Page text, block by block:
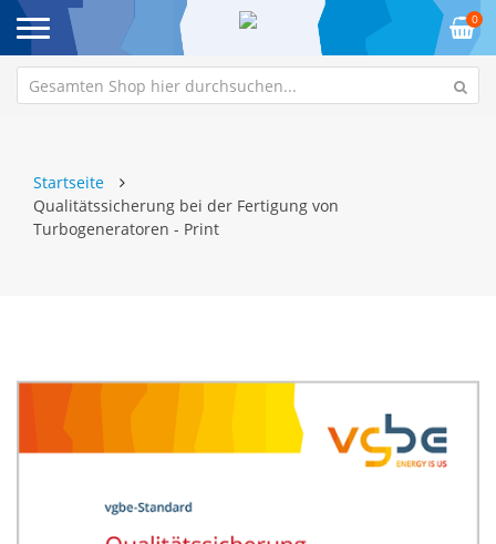
0
Startseite
Qualitätssicherung bei der Fertigung von
Turbogeneratoren - Print
Bildgalerie